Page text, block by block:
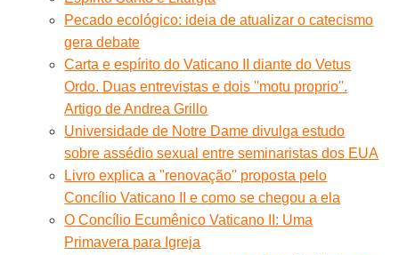
Pecado ecológico: ideia de atualizar o catecismo
gera debate
Carta e espírito do Vaticano II diante do Vetus
Ordo. Duas entrevistas e dois ''motu proprio''.
Artigo de Andrea Grillo
Universidade de Notre Dame divulga estudo
sobre assédio sexual entre seminaristas dos EUA
Livro explica a ''renovação'' proposta pelo
Concílio Vaticano II e como se chegou a ela
O Concílio Ecumênico Vaticano II: Uma
Primavera para Igreja